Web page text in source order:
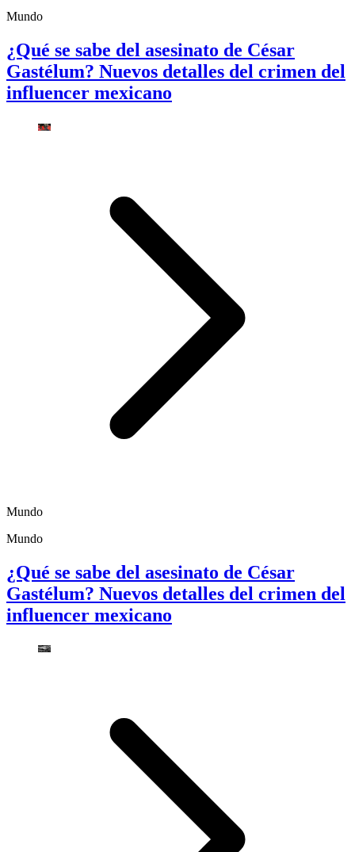
Mundo
¿Qué se sabe del asesinato de César
Gastélum? Nuevos detalles del crimen del
influencer mexicano
Mundo
Mundo
¿Qué se sabe del asesinato de César
Gastélum? Nuevos detalles del crimen del
influencer mexicano